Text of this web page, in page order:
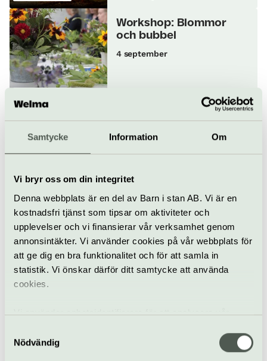
Samtycke Information Om
Vi bryr oss om din integritet
Denna webbplats är en del av Barn i stan AB. Vi är en
kostnadsfri tjänst som tipsar om aktiviteter och
upplevelser och vi finansierar vår verksamhet genom
annonsintäkter. Vi använder cookies på vår webbplats för
att ge dig en bra funktionalitet och för att samla in
statistik. Vi önskar därför ditt samtycke att använda
cookies.
Vi använder enhetsidentifierare för att analysera vår
samt tillhandahålla funktioner för sociala medier. Vi
vidarebefordrar även sådana identifierare och annan
Nödvändig
Workshop: Blommor
och bubbel
4 september
Prins Eugens Waldemarsudde
Samtal
Christine Ödlund
8 september
Prins Eugens Waldemarsudde
Specialvisning:
Sensommarblom i
parken
8 september